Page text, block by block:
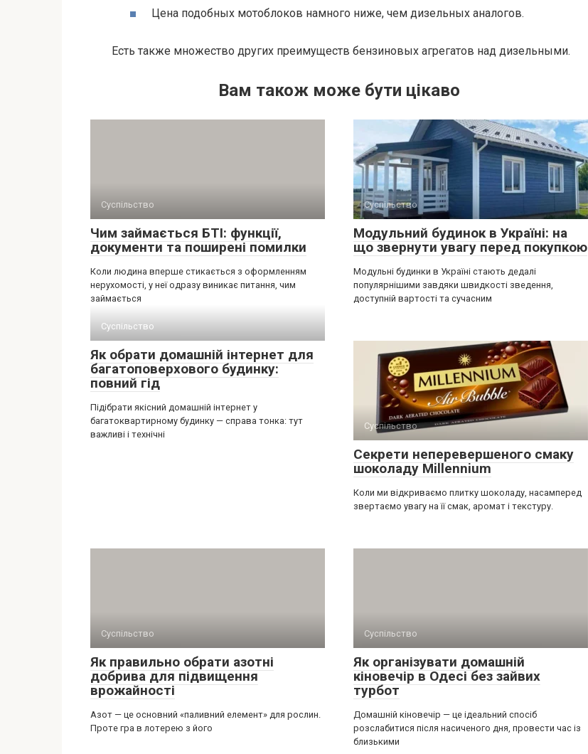
Цена подобных мотоблоков намного ниже, чем дизельных аналогов.
Есть также множество других преимуществ бензиновых агрегатов над дизельными.
Вам також може бути цікаво
Суспільство
Чим займається БТІ: функції,
документи та поширені помилки
Коли людина вперше стикається з оформленням
нерухомості, у неї одразу виникає питання, чим
займається
Суспільство
Модульний будинок в Україні: на
що звернути увагу перед покупкою
Модульні будинки в Україні стають дедалі
популярнішими завдяки швидкості зведення,
доступній вартості та сучасним
Суспільство
Як обрати домашній інтернет для
багатоповерхового будинку:
повний гід
Підібрати якісний домашній інтернет у
багатоквартирному будинку — справа тонка: тут
важливі і технічні
Суспільство
Секрети неперевершеного смаку
шоколаду Millennium
Коли ми відкриваємо плитку шоколаду, насамперед
звертаємо увагу на її смак, аромат і текстуру.
Суспільство
Як правильно обрати азотні
добрива для підвищення
врожайності
Азот — це основний «паливний елемент» для рослин.
Проте гра в лотерею з його
Суспільство
Як організувати домашній
кіновечір в Одесі без зайвих
турбот
Домашній кіновечір — це ідеальний спосіб
розслабитися після насиченого дня, провести час із
близькими